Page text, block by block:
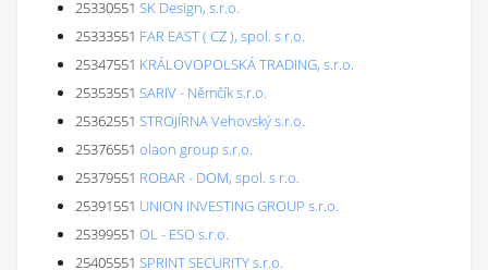
25330551 SK Design, s.r.o.
25333551 FAR EAST ( CZ ), spol. s r.o.
25347551 KRÁLOVOPOLSKÁ TRADING, s.r.o.
25353551 SARIV - Němčík s.r.o.
25362551 STROJÍRNA Vehovský s.r.o.
25376551 olaon group s.r.o.
25379551 ROBAR - DOM, spol. s r.o.
25391551 UNION INVESTING GROUP s.r.o.
25399551 OL - ESO s.r.o.
25405551 SPRINT SECURITY s.r.o.